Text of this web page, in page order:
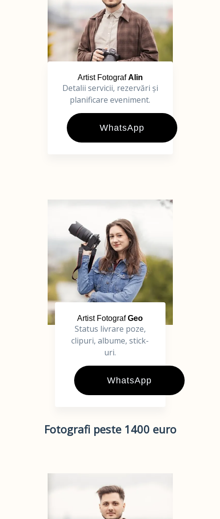
Artist FotografAlin
Detalii servicii, rezervări și
planificare eveniment.
WhatsApp
Artist FotografGeo
Status livrare poze,
clipuri, albume, stick-
uri.
WhatsApp
Fotografi peste 1400 euro